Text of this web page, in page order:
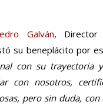
Galván,
su beneplácito por
con su trayectoria
con nosotros,
pero sin duda, con